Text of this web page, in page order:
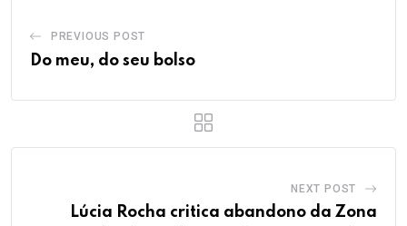
PREVIOUS POST
Do meu, do seu bolso
NEXT POST
Lúcia Rocha critica abandono da Zona